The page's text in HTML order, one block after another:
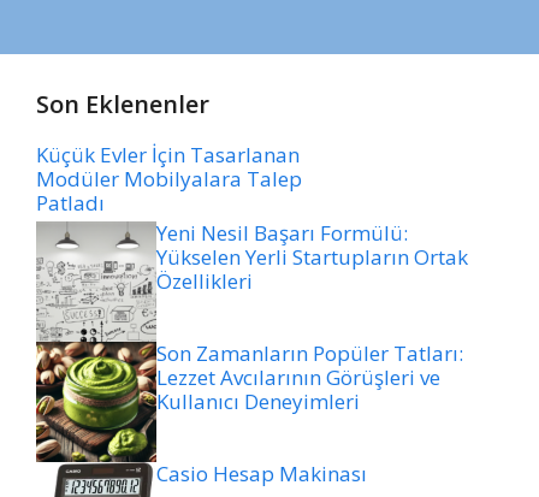
Son Eklenenler
Küçük Evler İçin Tasarlanan
Modüler Mobilyalara Talep
Patladı
Yeni Nesil Başarı Formülü:
Yükselen Yerli Startupların Ortak
Özellikleri
Son Zamanların Popüler Tatları:
Lezzet Avcılarının Görüşleri ve
Kullanıcı Deneyimleri
Casio Hesap Makinası